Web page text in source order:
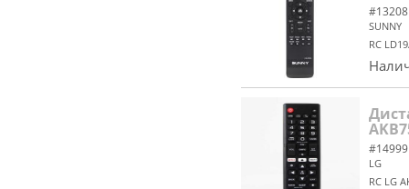
#13208
SUNNY
RC
#14999
LG
RC LG